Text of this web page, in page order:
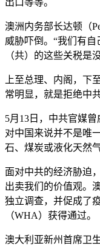
出口等等。
澳洲内务部长达顿（
威胁吓倒。“我们有
（共）的这些关税是
上至总理、内阁，下
常明显，就是拒绝中
5月13日，中共官媒
对中国来说并不是唯
石、煤炭或液化天然气
面对中共的经济胁迫
出卖我们的价值观。
独立调查，并促成了
（WHA）获得通过。
澳大利亚新州首席卫